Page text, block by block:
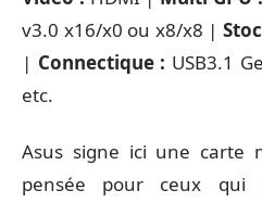
v3.0 x16/x0 ou x8/x8 |
| Connectique : USB3.1
etc.
Asus signe ici une carte
pensée pour ceux qui